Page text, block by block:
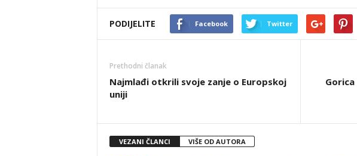
PODIJELITE Facebook Twitter
Prethodni članak
Najmlađi otkrili svoje zanje o Europskoj
uniji
VEZANI ČLANCI VIŠE OD AUTORA